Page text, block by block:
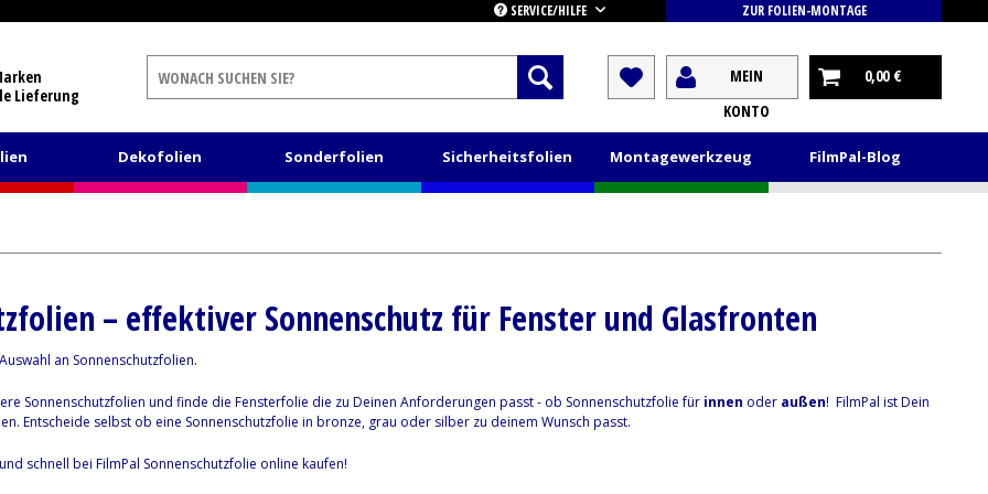
SERVICE/HILFE ZUR FOLIEN-MONTAGE
Lieferung
MEIN
KONTO
0,00 €
Dekofolien Sonderfolien Sicherheitsfolien Montagewerkzeug FilmPal-Blog
– effektiver Sonnenschutz für Fenster und Glasfronten
an Sonnenschutzfolien.
Sonnenschutzfolien und finde die Fensterfolie die zu Deinen Anforderungen passt - ob Sonnenschutzfolie für innen oder außen! FilmPal ist Dein
Entscheide selbst ob eine Sonnenschutzfolie in bronze, grau oder silber zu deinem Wunsch passt.
schnell bei FilmPal Sonnenschutzfolie online kaufen!